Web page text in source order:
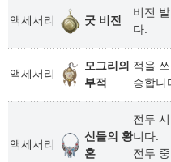
액세서리 굿 비전
비전
다.
액세서리
모그리의
부적
적을
승합니
액세서리
신들의 황
혼
전투
니다.
전투